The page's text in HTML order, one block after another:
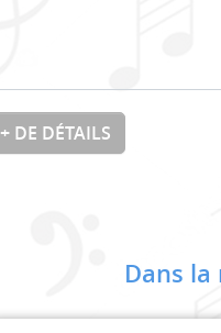
+ DE DÉTAILS
Dans